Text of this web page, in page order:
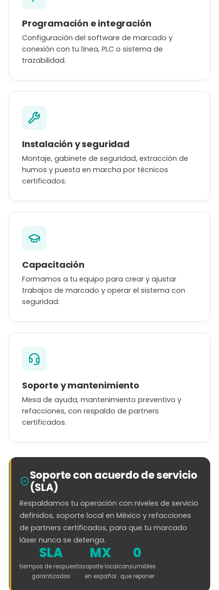
Programación e integración
Configuración del software de marcado y
conexión con tu línea, PLC o sistema de
trazabilidad.
Instalación y seguridad
Montaje, gabinete de seguridad, extracción de
humos y puesta en marcha por técnicos
certificados.
Capacitación
Formamos a tu equipo para crear y ajustar
trabajos de marcado y operar el sistema con
seguridad.
Soporte y mantenimiento
Mesa de ayuda, mantenimiento preventivo y
refacciones, con respaldo de partners
certificados.
Soporte con acuerdo de servicio
(SLA)
Respaldamos tu operación con niveles de servicio
definidos, soporte local en México y refacciones
de partners certificados, para que tu marcado
láser nunca se detenga.
SLA
tiempos de respuesta
garantizados
MX
soporte local
en español
0
consumibles
que reponer